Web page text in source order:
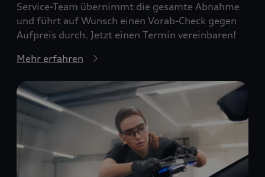
Service-Team übernimmt die gesamte Abnahme
und führt auf Wunsch einen Vorab-Check gegen
Aufpreis durch. Jetzt einen Termin vereinbaren!
Mehr erfahren